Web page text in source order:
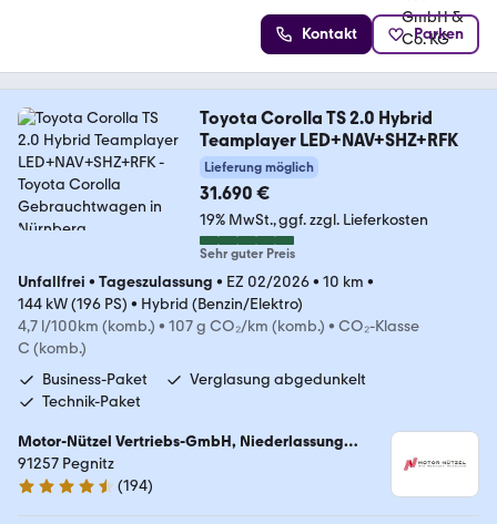
Kontakt Parken
Toyota Corolla TS 2.0 Hybrid
Teamplayer LED+NAV+SHZ+RFK
Lieferung möglich
31.690 €
19% MwSt. ggf. zzgl. Lieferkosten
Sehr guter Preis
Unfallfrei • Tageszulassung • EZ 02/2026• 10 km •
144 kW (196 PS) • Hybrid (Benzin/Elektro)
4,7 l/100km (komb.) • 107 g CO₂/km (komb.) • CO₂-Klasse
C (komb.)
Business-Paket
Verglasung abgedunkelt
Technik-Paket
Motor-Nützel Vertriebs-GmbH, Niederlassung
Pegnitz
91257 Pegnitz
4.7 Sterne
(194)